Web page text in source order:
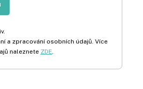
a zpracování osobních údajů. Více
naleznete ZDE.